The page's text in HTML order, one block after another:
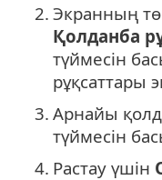
2. Экранның
Қолданба
түймесін
рұқсаттары
3. Арнайы
түймесін
4. Растау үшін